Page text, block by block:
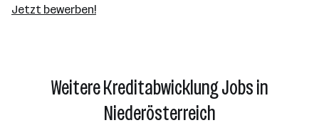
Jetzt bewerben!
Weitere Kreditabwicklung Jobs in
Niederösterreich